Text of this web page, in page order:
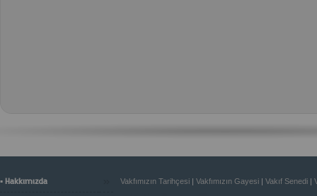
▪ Hakkımızda Vakfımızın Tarihçesi Vakfımızın Gayesi Vakıf Senedi